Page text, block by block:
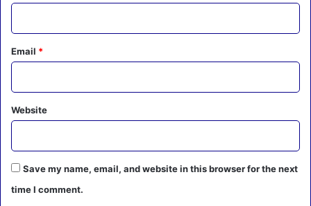
Email *
Website
Save my name, email, and website in this browser for the next
time I comment.